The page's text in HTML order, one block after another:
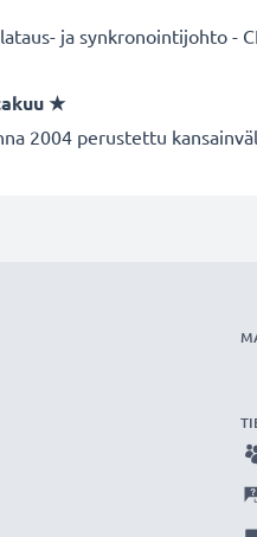
ja synkronointijohto -
★
2004 perustettu